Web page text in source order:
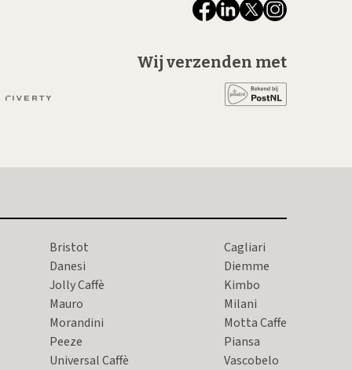
Wij verzenden met
Bristot
Cagliari
Danesi
Diemme
Jolly Caffè
Kimbo
Mauro
Milani
Morandini
Motta Caffe
Peeze
Piansa
Universal Caffè
Vascobelo